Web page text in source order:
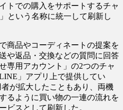
トでの購入をサポートするチャ
という名称に統一して刷新し
商品やコーディネートの提案を
や返品・交換などの質問に回答
専用アカウント」の2つのチャ
」アプリ上で提供してい
が拡大したこともあり、両機
るように買い物の一連の流れを
ビスとして刷新した。